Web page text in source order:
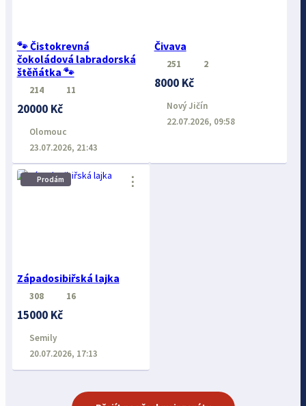
🐾 Čistokrevná
čokoládová labradorská
štěňátka 🐾
214 11
20000 Kč
Olomouc
23.07.2026, 21:43
Čivava
251 2
8000 Kč
Nový Jičín
22.07.2026, 09:58
Prodám
Západosibiřská lajka
⋮
308 16
15000 Kč
Semily
20.07.2026, 17:13